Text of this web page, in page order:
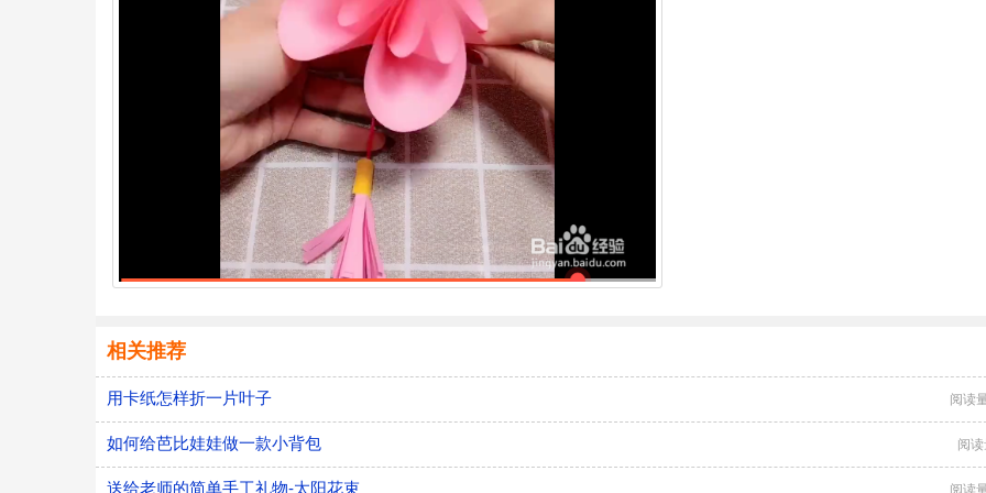
相关推荐
用卡纸怎样折一片叶子 阅读
如何给芭比娃娃做一款小背包 阅
送给老师的简单手工礼物-太阳花束 阅读